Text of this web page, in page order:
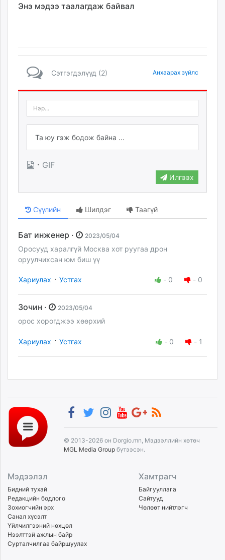
Энэ мэдээ таалагдаж байвал
Сэтгэгдэлүүд (2) Анхаарах зүйлс
· GIF
Илгээх
Сүүлийн Шилдэг Таагүй
Бат инженер · 2023/05/04
Оросууд харалгүй Москва хот руугаа дрон
оруулчихсан юм биш үү
Хариулах · Устгах - 0 - 0
Зочин · 2023/05/04
орос хорогджээ хөөрхий
Хариулах · Устгах - 0 - 1
© 2013-2026 он Dorgio.mn, Мэдээллийн хөтөч
MGL Media Group бүтээсэн.
Мэдээлэл
Бидний тухай
Редакцийн бодлого
Зохиогчийн эрх
Санал хүсэлт
Үйлчилгээний нөхцөл
Нээлттэй ажлын байр
Сурталчилгаа байршуулах
Хамтрагч
Байгууллага
Сайтууд
Чөлөөт нийтлэгч